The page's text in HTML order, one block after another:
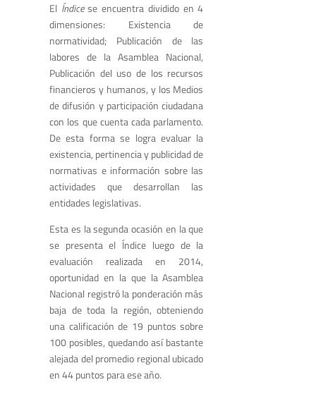
El Índicese encuentra dividido en 4
dimensiones: Existencia de
normatividad; Publicación de las
labores de la Asamblea Nacional,
Publicación del uso de los recursos
financieros y humanos, y los Medios
de difusión y participación ciudadana
con los que cuenta cada parlamento.
De esta forma se logra evaluar la
existencia, pertinencia y publicidad de
normativas e información sobre las
actividades que desarrollan las
entidades legislativas.
Esta es la segunda ocasión en la que
se presenta el Índice luego de la
evaluación realizada en 2014,
oportunidad en la que la Asamblea
Nacional registró la ponderación más
baja de toda la región, obteniendo
una calificación de 19 puntos sobre
100 posibles, quedando así bastante
alejada del promedio regional ubicado
en 44 puntos para ese año.